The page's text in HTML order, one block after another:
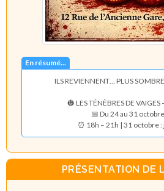
En résumé...
ILS REVIENNENT… PLUS
🎃 LES TÉNÈBRES DE VAIGES
📅 Du 24 au 31
⏰ 18h – 21h | 31 octobre :
PRÉSENTATION DE